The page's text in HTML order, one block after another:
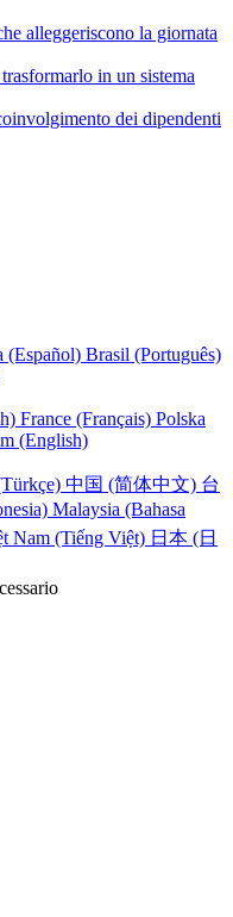
alleggeriscono la giornata
in un sistema
dei dipendenti
(Español) Brasil (Português)
France (Français) Polska
(English)
中国 (简体中文) 台
Malaysia (Bahasa
Nam (Tiếng Việt) 日本 (日